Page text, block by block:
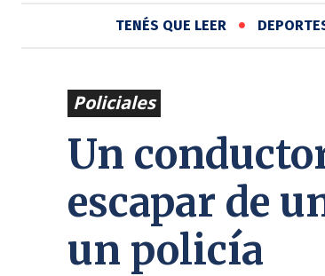
TENÉS QUE LEER
Policiales
Un
escapar de
un policía